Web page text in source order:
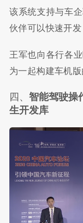
该系统支持与车
伙伴可以快速开发
王军也向各行各
为一起构建车机
四、智能驾驶操
生开发库